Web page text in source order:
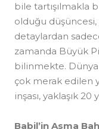
bile tartışılmakla
olduğu düşüncesi,
detaylardan
zamanda Büyük
bilinmekte.
çok merak edilen
inşası, yaklaşık 20
Babil’in Asma